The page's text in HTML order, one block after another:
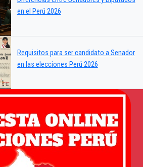
en el Perú 2026
Requisitos para ser candidato a Senador
en las elecciones Perú 2026